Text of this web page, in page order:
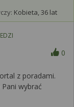
Kobieta, 36 lat
0
z poradami.
wybrać